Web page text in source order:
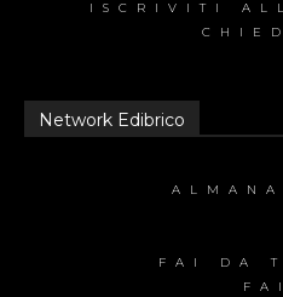
ISCRIVITI
Network Edibrico
FAI DA